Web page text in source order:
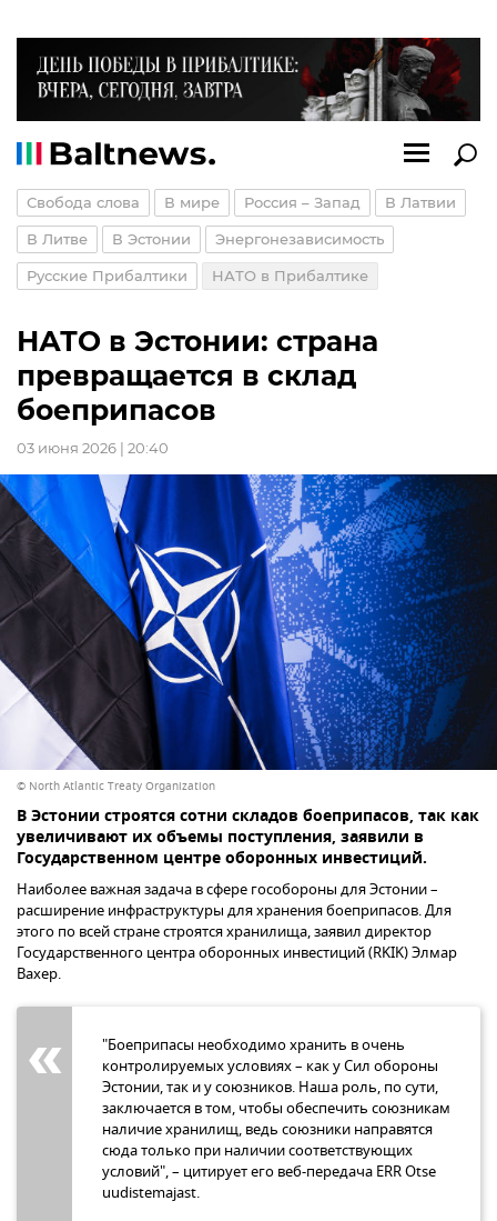
Свобода слова В мире Россия – Запад В Латвии
В Литве В Эстонии Энергонезависимость
Русские Прибалтики НАТО в Прибалтике
НАТО в Эстонии: страна
превращается в склад
боеприпасов
03 июня 2026 | 20:40
© North Atlantic Treaty Organization
В Эстонии строятся сотни складов боеприпасов, так как
увеличивают их объемы поступления, заявили в
Государственном центре оборонных инвестиций.
Наиболее важная задача в сфере гособороны для Эстонии –
расширение инфраструктуры для хранения боеприпасов. Для
этого по всей стране строятся хранилища, заявил директор
Государственного центра оборонных инвестиций (RKIK) Элмар
Вахер.
"Боеприпасы необходимо хранить в очень
контролируемых условиях – как у Сил обороны
Эстонии, так и у союзников. Наша роль, по сути,
заключается в том, чтобы обеспечить союзникам
наличие хранилищ, ведь союзники направятся
сюда только при наличии соответствующих
условий", – цитирует его веб-передача ERR Otse
uudistemajast.